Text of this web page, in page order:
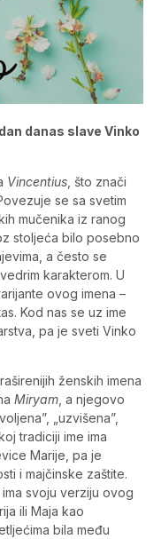
danas slave Vinko
Vincentius , što znači
se sa svetim
mučenika iz ranog
stoljeća bilo posebno
a često se
karakterom. U
ovog imena –
Kod nas se uz ime
pa je sveti Vinko
ženskih imena
Miryam , a njegovo
„uzvišena”,
tradiciji ime ima
Marije, pa je
i majčinske zaštite.
svoju verziju ovog
ili Maja kao
bila među